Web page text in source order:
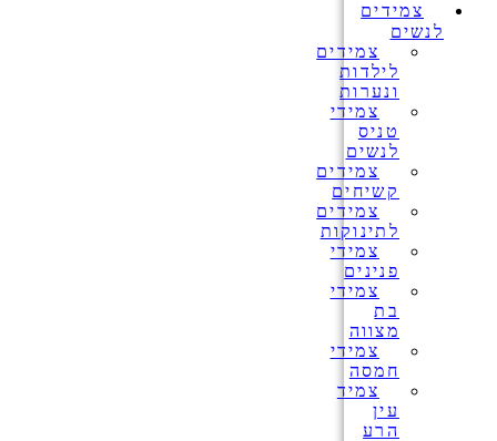
צמידים
לנשים
צמידים
לילדות
ונערות
צמידי
טניס
לנשים
צמידים
קשיחים
צמידים
לתינוקות
צמידי
פנינים
צמידי
בת
מצווה
צמידי
חמסה
צמיד
עין
הרע